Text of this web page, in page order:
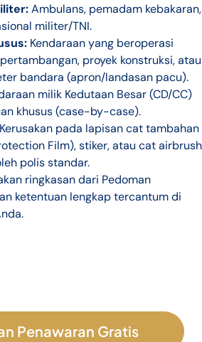
Ambulans, pemadam kebakaran,
militer/TNI.
Kendaraan yang beroperasi
proyek konstruksi, atau
bandara (apron/landasan pacu).
milik Kedutaan Besar (CD/CC)
khusus (case-by-case).
Kerusakan pada lapisan cat tambahan
Film), stiker, atau cat airbrush
polis standar.
ringkasan dari Pedoman
ketentuan lengkap tercantum di
Penawaran Gratis